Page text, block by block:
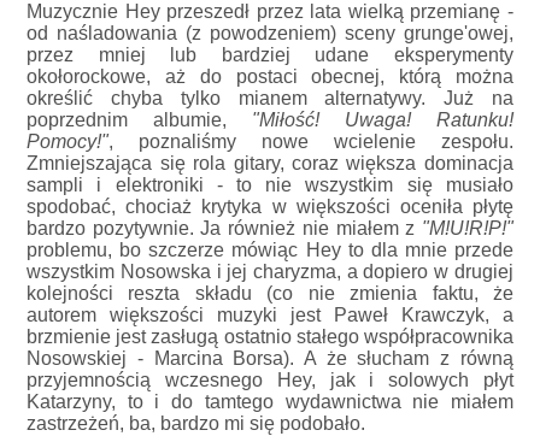
Muzycznie Hey przeszedł przez lata wielką przemianę -
od naśladowania (z powodzeniem) sceny grunge'owej,
przez mniej lub bardziej udane eksperymenty
okołorockowe, aż do postaci obecnej, którą można
określić chyba tylko mianem alternatywy. Już na
poprzednim albumie, "Miłość! Uwaga! Ratunku!
Pomocy!", poznaliśmy nowe wcielenie zespołu.
Zmniejszająca się rola gitary, coraz większa dominacja
sampli i elektroniki - to nie wszystkim się musiało
spodobać, chociaż krytyka w większości oceniła płytę
bardzo pozytywnie. Ja również nie miałem z "M!U!R!P!"
problemu, bo szczerze mówiąc Hey to dla mnie przede
wszystkim Nosowska i jej charyzma, a dopiero w drugiej
kolejności reszta składu (co nie zmienia faktu, że
autorem większości muzyki jest Paweł Krawczyk, a
brzmienie jest zasługą ostatnio stałego współpracownika
Nosowskiej - Marcina Borsa). A że słucham z równą
przyjemnością wczesnego Hey, jak i solowych płyt
Katarzyny, to i do tamtego wydawnictwa nie miałem
zastrzeżeń, ba, bardzo mi się podobało.